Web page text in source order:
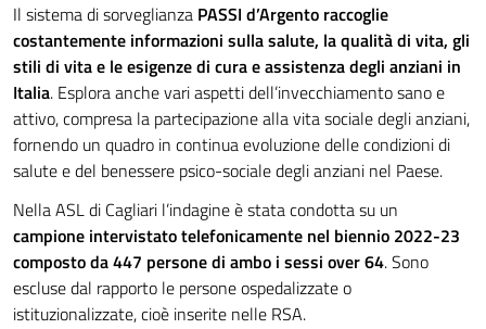
Il sistema di sorveglianza PASSI d’Argento raccoglie
costantemente informazioni sulla salute, la qualità di vita, gli
stili di vita e le esigenze di cura e assistenza degli anziani in
Italia. Esplora anche vari aspetti dell’invecchiamento sano e
attivo, compresa la partecipazione alla vita sociale degli anziani,
fornendo un quadro in continua evoluzione delle condizioni di
salute e del benessere psico-sociale degli anziani nel Paese.
Nella ASL di Cagliari l’indagine è stata condotta su un
campione intervistato telefonicamente nel biennio 2022-23
composto da 447 persone di ambo i sessi over 64. Sono
escluse dal rapporto le persone ospedalizzate o
istituzionalizzate, cioè inserite nelle RSA.